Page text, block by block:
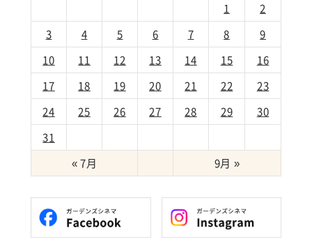
1
2
3
4 5 6 7 8
9
10
11 12 13 14 15
16
17
18 19 20 21 22
23
24
25 26 27 28 29
30
31
« 7月
9月 »